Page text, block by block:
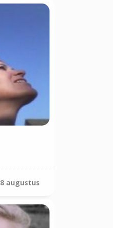
8 augustus